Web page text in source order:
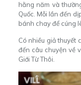
hằng năm và
Quốc. Mỗi lần đến
bánh chay để cúng
Có nhiều giả thuyết
đến câu chuyện về
Giới Từ Thôi.